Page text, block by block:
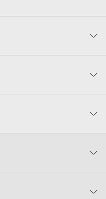
0%
PLAYERではお使いい
FAT32でフォーマットされた